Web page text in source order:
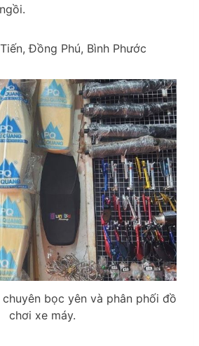
Đồng Phú, Bình Phước
chuyên bọc yên và phân phối đồ
chơi xe máy.